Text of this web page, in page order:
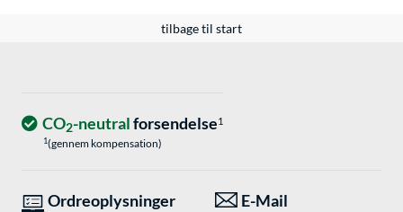
tilbage til start
CO2-neutralforsendelse1
1(gennem kompensation)
Ordreoplysninger
E-Mail